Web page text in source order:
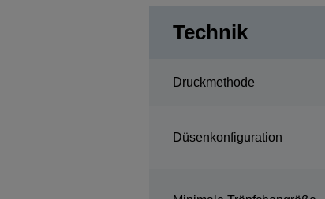
Technik
Druckmethode
Düsenkonfiguration